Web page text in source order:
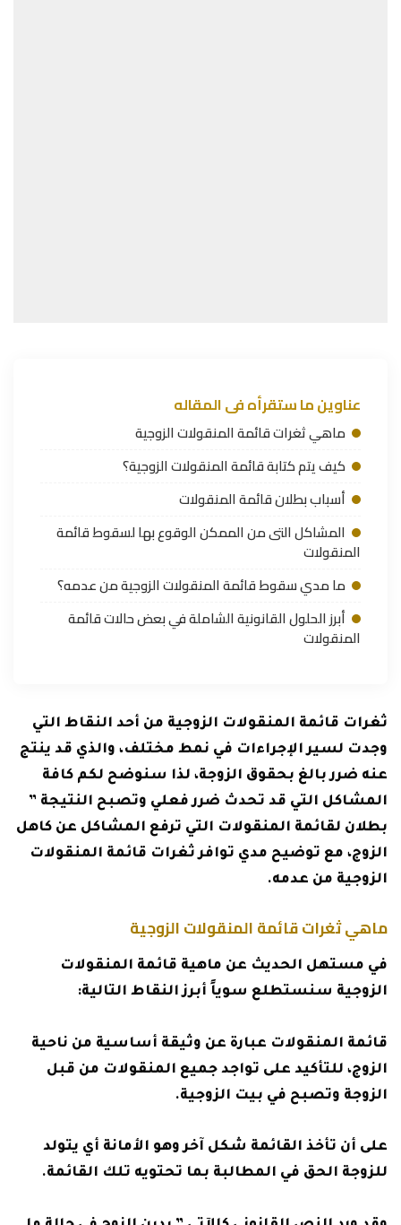
عناوين ما ستقرأه فى المقاله
ماهي ثغرات قائمة المنقولات الزوجية
كيف يتم كتابة قائمة المنقولات الزوجية؟
أسباب بطلان قائمة المنقولات
المشاكل التى من الممكن الوقوع بها لسقوط قائمة
المنقولات
ما مدي سقوط قائمة المنقولات الزوجية من عدمه؟
أبرز الحلول القانونية الشاملة في بعض حالات قائمة
المنقولات
ثغرات قائمة المنقولات الزوجية من أحد النقاط التي
وجدت لسير الإجراءات في نمط مختلف، والذي قد ينتج
عنه ضرر بالغ بحقوق الزوجة، لذا سنوضح لكم كافة
المشاكل التي قد تحدث ضرر فعلي وتصبح النتيجة ”
بطلان لقائمة المنقولات التي ترفع المشاكل عن كاهل
الزوج، مع توضيح مدي توافر ثغرات قائمة المنقولات
الزوجية من عدمه.
ماهي ثغرات قائمة المنقولات الزوجية
في مستهل الحديث عن ماهية قائمة المنقولات
الزوجية سنستطلع سوياً أبرز النقاط التالية:
قائمة المنقولات عبارة عن وثيقة أساسية من ناحية
الزوج، للتأكيد على تواجد جميع المنقولات من قبل
الزوجة وتصبح في بيت الزوجية.
على أن تأخذ القائمة شكل آخر وهو الأمانة أي يتولد
للزوجة الحق في المطالبة بما تحتويه تلك القائمة.